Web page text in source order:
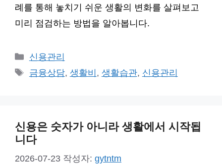
례를 통해 놓치기 쉬운 생활의 변화를 살펴보고
미리 점검하는 방법을 알아봅니다.
카
테
신용관리
태
금융상담, 생활비 , 생활습관, 신용관리
신용은 숫자가 아니라 생활에서 시작됩
니다
2026-07-23 작성자: gytntm